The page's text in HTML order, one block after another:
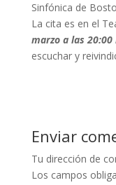
Sinfónica de
La cita es en el
marzo a las 20:00
escuchar y
Enviar
Tu dirección de
Los campos